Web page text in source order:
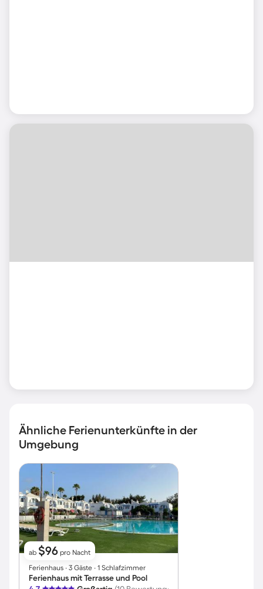
Ähnliche Ferienunterkünfte in der
Umgebung
ab $96 pro Nacht
Ferienhaus ∙ 3 Gäste ∙ 1 Schlafzimmer
Ferienhaus mit Terrasse und Pool